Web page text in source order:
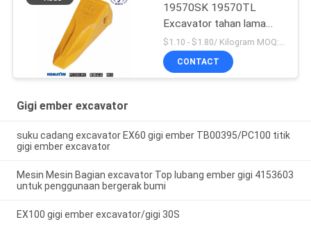
19570SK 19570TL
Excavator tahan lama
Bucket Teeth Untuk
Komatsu
$1.10 - $1.80/ Kilogram MOQ:100 Kilogram/Kilogram
CONTACT
Gigi ember excavator
suku cadang excavator EX60 gigi ember TB00395/PC100 titik
gigi ember excavator
Mesin Mesin Bagian excavator Top lubang ember gigi 4153603
untuk penggunaan bergerak bumi
EX100 gigi ember excavator/gigi 30S